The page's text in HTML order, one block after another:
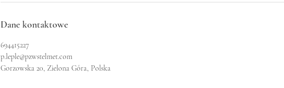
o
y
Dane kontaktowe
694415227
p.leple@pzwstelmet.com
Gorzowska 20, Zielona Góra, Polska